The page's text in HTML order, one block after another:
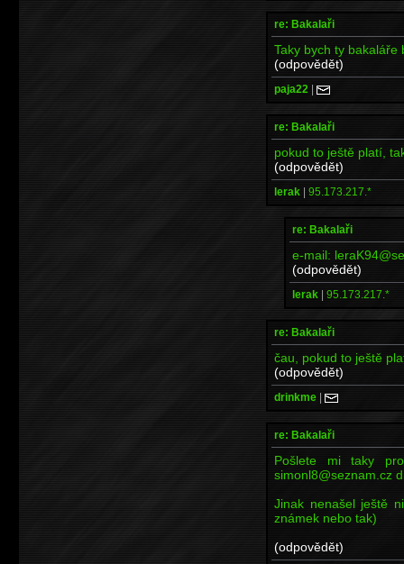
re: Bakalaři
Taky bych ty
(odpovědět)
paja22 |
re: Bakalaři
pokud to ještě platí,
(odpovědět)
lerak | 95.173.217.*
re: Bakalaři
e-mail:
(odpovědět)
lerak | 95.173.217.*
re: Bakalaři
čau, pokud to ještě
(odpovědět)
drinkme |
re: Bakalaři
Pošlete mi taky
simonl8@seznam.cz
Jinak nenašel ještě
známek nebo tak)
(odpovědět)